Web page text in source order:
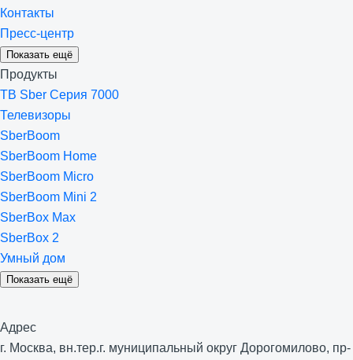
Контакты
Пресс-центр
Показать ещё
Продукты
ТВ Sber Серия 7000
Телевизоры
SberBoom
SberBoom Home
SberBoom Micro
SberBoom Mini 2
SberBox Max
SberBox 2
Умный дом
Показать ещё
Адрес
г. Москва, вн.тер.г. муниципальный округ Дорогомилово, пр-